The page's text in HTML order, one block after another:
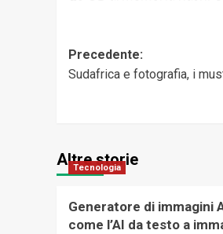
Navigazione
articolo
Precedente:
Sudafrica e fotografia, i
Altre storie
Tecnologia
Generatore di immagini
come l’AI da testo a